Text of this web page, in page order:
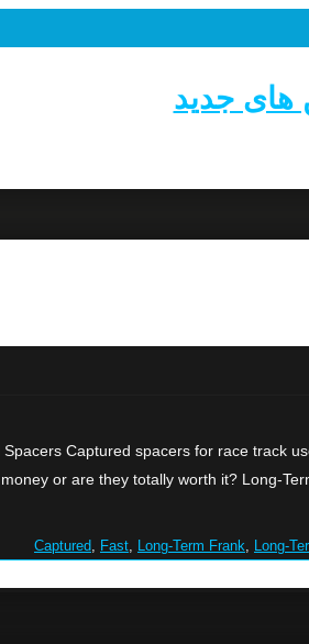
های جدید
Captured spacers for race track
or are they totally worth it? Long-
Captured, Fast, Long-Term Frank, Long-